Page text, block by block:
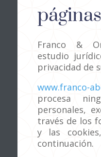
Franco &
estudio
privacidad de
www.franco-
procesa
personales,
través de los
y las
continuación.